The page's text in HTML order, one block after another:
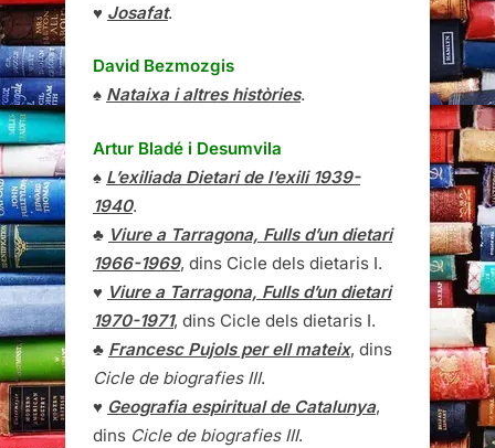
♥ Josafat.
David Bezmozgis
♠ Nataixa i altres històries.
Artur Bladé i Desumvila
♠ L’exiliada Dietari de l’exili 1939-
1940.
♣ Viure a Tarragona, Fulls d’un dietari
1966-1969, dins Cicle dels dietaris I.
♥ Viure a Tarragona, Fulls d’un dietari
1970-1971, dins Cicle dels dietaris I.
♣ Francesc Pujols per ell mateix, dins
Cicle de biografies III.
♥ Geografia espiritual de Catalunya,
dins Cicle de biografies III.